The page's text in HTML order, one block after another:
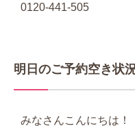
0120-441-505
明日のご予約空き状
みなさんこんにちは！